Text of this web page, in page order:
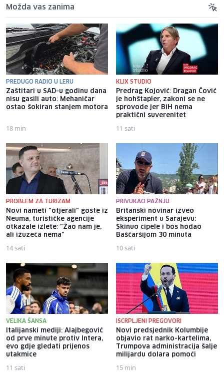
Možda vas zanima
PREDUGO RADIO U LERU
Zaštitari u SAD-u godinu dana
nisu gasili auto: Mehaničar
ostao šokiran stanjem motora
18 min
KLIX STUDIO
Predrag Kojović: Dragan Čović
je hohštapler, zakoni se ne
sprovode jer BiH nema
praktični suverenitet
11 sati
PROBLEM ZA TURIZAM
Novi nameti "otjerali" goste iz
Neuma, turističke agencije
otkazale izlete: "Žao nam je,
ali izuzeća nema"
14 sati
PRIVUKAO PAŽNJU
Britanski novinar izveo
eksperiment u Sarajevu:
Skinuo cipele i bos hodao
Baščaršijom 30 minuta
10 sati
VELIKA ŠANSA
Italijanski mediji: Alajbegović
od prve minute protiv Intera,
evo gdje gledati prijenos
utakmice
11 sati
ISCRPLJENI PREGOVORI
Novi predsjednik Kolumbije
objavio rat narko-kartelima,
Trumpova administracija šalje
milijardu dolara pomoći
15 min